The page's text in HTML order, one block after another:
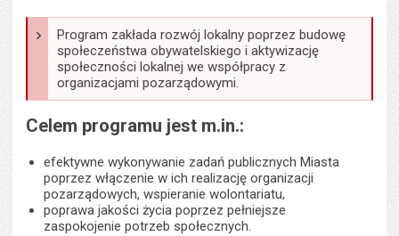
Program zakłada rozwój lokalny poprzez budowę
społeczeństwa obywatelskiego i aktywizację
społeczności lokalnej we współpracy z
organizacjami pozarządowymi.
Celem programu jest m.in.:
efektywne wykonywanie zadań publicznych Miasta
poprzez włączenie w ich realizację organizacji
pozarządowych, wspieranie wolontariatu,
poprawa jakości życia poprzez pełniejsze
zaspokojenie potrzeb społecznych.